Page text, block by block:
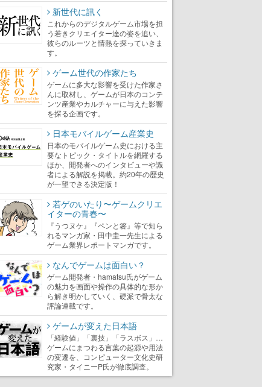
新世代に訊く
これからのデジタルゲーム市場を担
う若きクリエイター達の姿を追い、
彼らのルーツと情熱を探っていきま
す。
ゲーム世代の作家たち
ゲームに多大な影響を受けた作家さ
んに取材し、ゲームが日本のコンテ
ンツ産業やカルチャーに与えた影響
を探る企画です。
日本モバイルゲーム産業史
日本のモバイルゲーム史における主
要なトピック・タイトルを網羅する
ほか、開発者へのインタビューや識
者による解説を掲載。約20年の歴史
が一望できる決定版！
若ゲのいたり〜ゲームクリエ
イターの青春〜
『うつヌケ』『ペンと箸』等で知ら
れるマンガ家・田中圭一先生による
ゲーム業界レポートマンガです。
なんでゲームは面白い？
ゲーム開発者・hamatsu氏がゲーム
の魅力を画面や操作の具体的な形か
ら解き明かしていく、硬派で骨太な
評論連載です。
ゲームが変えた日本語
「経験値」「裏技」「ラスボス」…
ゲームにまつわる言葉の起源や用法
の変遷を、コンピューター文化史研
究家・タイニーP氏が徹底調査。